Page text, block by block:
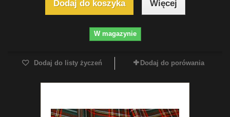
Dodaj do koszyka Więcej
W magazynie
Dodaj do listy życzeń Dodaj do porówania